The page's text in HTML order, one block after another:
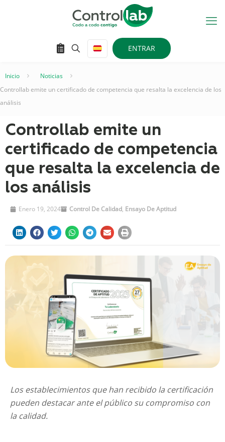
ENTRAR
Inicio Noticias
Controllab emite un certificado de competencia que resalta la excelencia de los
análisis
Controllab emite un
certificado de competencia
que resalta la excelencia de
los análisis
Enero 19, 2024 Control De Calidad, Ensayo De Aptitud
Los establecimientos que han recibido la certificación
pueden destacar ante el público su compromiso con
la calidad.